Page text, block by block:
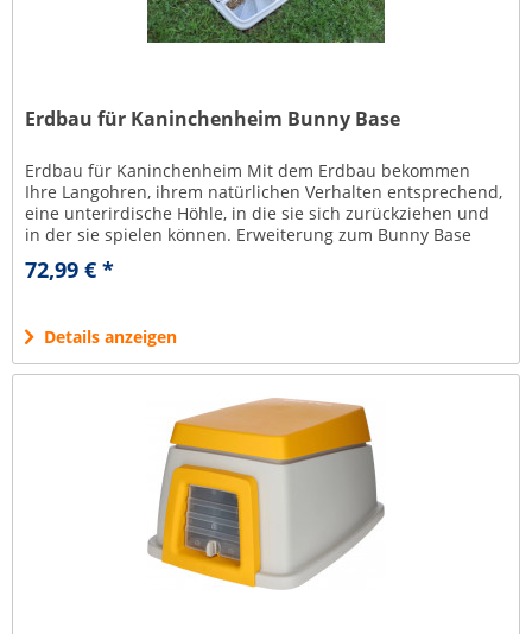
Erdbau für Kaninchenheim Bunny Base
Erdbau für Kaninchenheim Mit dem Erdbau bekommen
Ihre Langohren, ihrem natürlichen Verhalten entsprechend,
eine unterirdische Höhle, in die sie sich zurückziehen und
in der sie spielen können. Erweiterung zum Bunny Base
72,99 € *
Details anzeigen